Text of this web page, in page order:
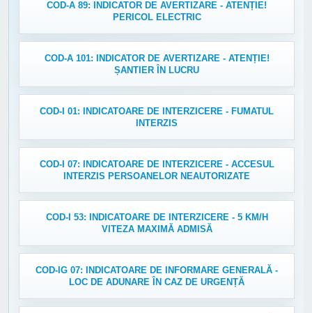
COD-A 89: INDICATOR DE AVERTIZARE - ATENȚIE!
PERICOL ELECTRIC
COD-A 101: INDICATOR DE AVERTIZARE - ATENȚIE!
ȘANTIER ÎN LUCRU
COD-I 01: INDICATOARE DE INTERZICERE - FUMATUL
INTERZIS
COD-I 07: INDICATOARE DE INTERZICERE - ACCESUL
INTERZIS PERSOANELOR NEAUTORIZATE
COD-I 53: INDICATOARE DE INTERZICERE - 5 KM/H
VITEZA MAXIMĂ ADMISĂ
COD-IG 07: INDICATOARE DE INFORMARE GENERALĂ -
LOC DE ADUNARE ÎN CAZ DE URGENȚĂ